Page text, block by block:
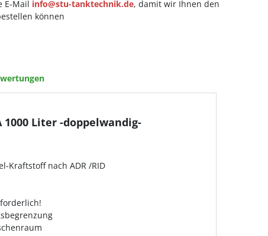
E-Mail info@stu-tanktechnik.de, damit wir Ihnen den
können
Liter -doppelwandig-
Kraftstoff nach ADR /RID